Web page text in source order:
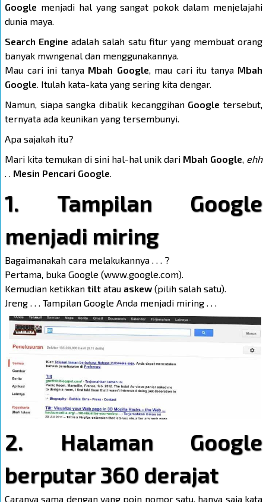
Google menjadi hal yang sangat pokok dalam menjelajahi
dunia maya.
Search Engine adalah salah satu fitur yang membuat orang
banyak mwngenal dan menggunakannya.
Mau cari ini tanya Mbah Google, mau cari itu tanya Mbah
Google. Itulah kata-kata yang sering kita dengar.
Namun, siapa sangka dibalik kecanggihan Google tersebut,
ternyata ada keunikan yang tersembunyi.
Apa sajakah itu?
Mari kita temukan di sini hal-hal unik dari Mbah Google, ehh
. . Mesin Pencari Google.
1. Tampilan Google
menjadi miring
Bagaimanakah cara melakukannya . . . ?
Pertama, buka Google (www.google.com).
Kemudian ketikkan tilt atau askew (pilih salah satu).
Jreng . . . Tampilan Google Anda menjadi miring . . .
2. Halaman Google
berputar 360 derajat
Caranya sama dengan yang poin nomor satu, hanya saja kata